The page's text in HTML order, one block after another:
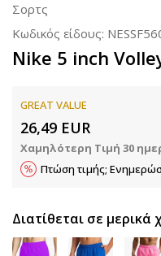
Σορτς
Κωδικός είδους:
Nike 5 inch
GREAT VALUE
26,49 EUR
Χαμηλότερη Τιμή 30
Πτώση τιμής;
Διατίθεται σε